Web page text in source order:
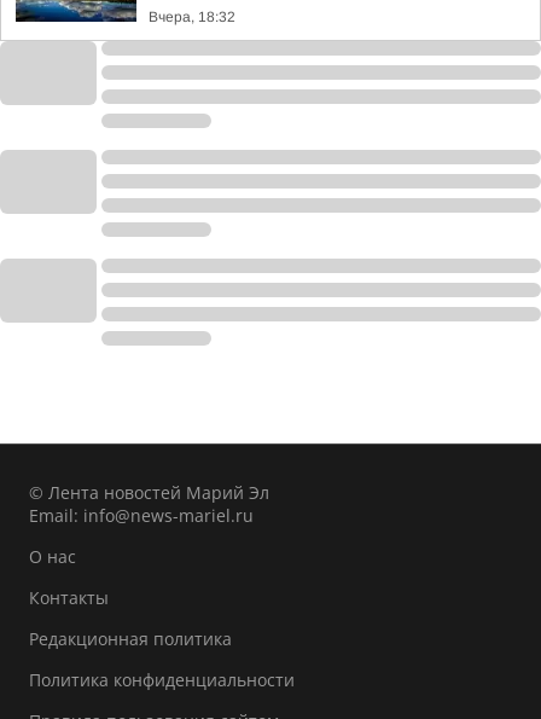
Вчера, 18:32
© Лента новостей Марий Эл
Email: info@news-mariel.ru
О нас
Контакты
Редакционная политика
Политика конфиденциальности